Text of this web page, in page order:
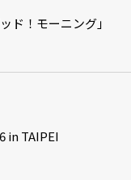
ド！モーニング」
in TAIPEI